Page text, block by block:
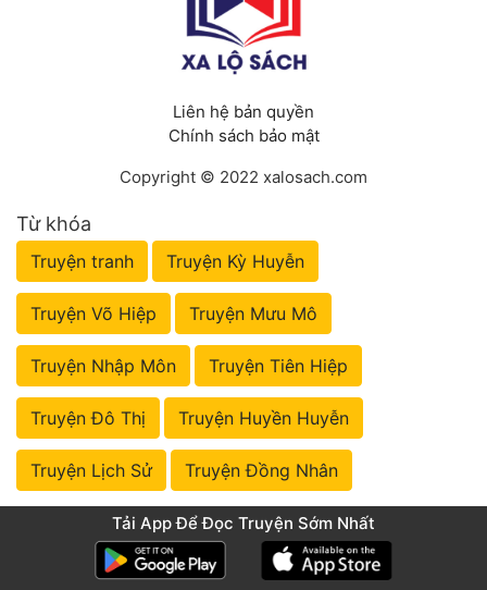
Liên hệ bản quyền
Chính sách bảo mật
Copyright © 2022 xalosach.com
Từ khóa
Truyện tranh Truyện Kỳ Huyễn
Truyện Võ Hiệp Truyện Mưu Mô
Truyện Nhập Môn Truyện Tiên Hiệp
Truyện Đô Thị Truyện Huyền Huyễn
Truyện Lịch Sử Truyện Đồng Nhân
Tải App Để Đọc Truyện Sớm Nhất